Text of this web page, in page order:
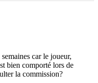
car le joueur,
bien comporté lors de
la commission?